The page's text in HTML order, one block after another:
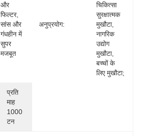
और
फिल्टर,
सांस और
गंधहीन में
सुपर
मजबूत
अनुप्रयोग:
चिकित्सा
सुरक्षात्मक
मुखौटा,
नागरिक
उद्योग
मुखौटा,
बच्चों के
लिए मुखौटा;
प्रति
माह
1000
टन